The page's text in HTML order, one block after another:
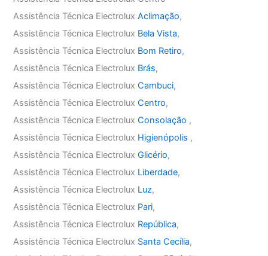
Assistência Técnica ElectroluxAclimação,
Assistência Técnica Electrolux Bela Vista,
Assistência Técnica Electrolux Bom Retiro,
Assistência Técnica Electrolux Brás,
Assistência Técnica ElectroluxCambuci,
Assistência Técnica ElectroluxCentro,
Assistência Técnica ElectroluxConsolação ,
Assistência Técnica Electrolux Higienópolis ,
Assistência Técnica ElectroluxGlicério,
Assistência Técnica Electrolux Liberdade,
Assistência Técnica Electrolux Luz,
Assistência Técnica Electrolux Pari,
Assistência Técnica Electrolux República,
Assistência Técnica Electrolux Santa Cecília,